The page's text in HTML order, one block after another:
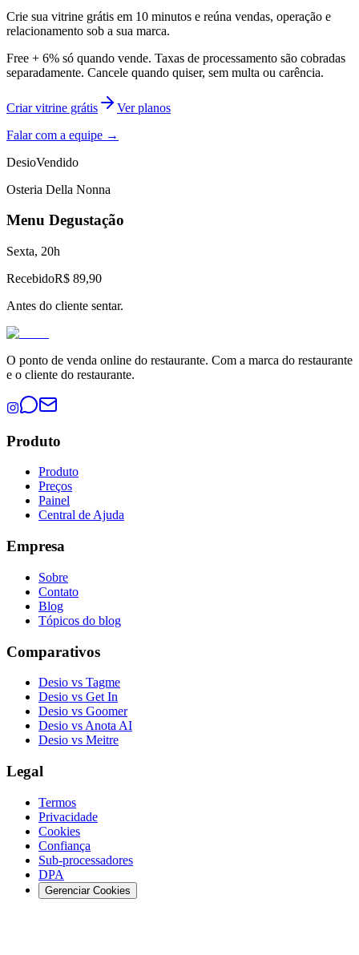
Crie sua vitrine grátis em 10 minutos e reúna vendas, operação e
relacionamento sob a sua marca.
Free + 6% só quando vende. Taxas de processamento são cobradas
separadamente. Cancele quando quiser, sem multa ou carência.
Criar vitrine grátis
Ver planos
Falar com a equipe →
DesioVendido
Osteria Della Nonna
Menu Degustação
Sexta, 20h
RecebidoR$ 89,90
Antes do cliente sentar.
O ponto de venda online do restaurante. Com a marca do restaurante
e o cliente do restaurante.
Produto
Produto
Preços
Painel
Central de Ajuda
Empresa
Sobre
Contato
Blog
Tópicos do blog
Comparativos
Desio vs Tagme
Desio vs Get In
Desio vs Goomer
Desio vs Anota AI
Desio vs Meitre
Legal
Termos
Privacidade
Cookies
Confiança
Sub-processadores
DPA
Gerenciar Cookies